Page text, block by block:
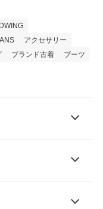
アクセサリー
ブランド古着
ブーツ